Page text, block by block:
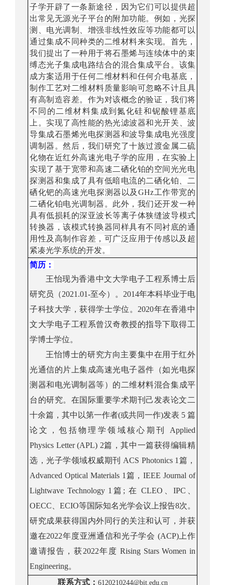
子学开辟了一条新途径，因为它们可以提供超
出常见无源光子平台 的附加功能。例如 ，光探
测、电光调制、增强非线性效应等功能都可以
通过集成不同种类的二维材料来实现。首先 ，
我们提出了一种用于将石墨烯与连续体中的束
缚态光子集成电路结合的混合集成平台。该集
成方案适用于任何二维材料和任何介电基底 ，
制作工艺对二维材料质量影响可忽略不计且具
有高制造容差。作为对该概念的验证，我们将
不同的二维材料集成到氮化硅和铌酸锂基底
上 。实现了高性能的热光滤波器和光开关、波
导集成石墨烯光电探测器和波导集成电光强度
调制器。然后 ， 我们研究了十族过渡金属二硫
化物在近红外高速光电子学的应用，在实验上
实现了基于宽带和高速二硒化铂的空间光光电
探测器和集成了具有低暗电流的二硒化铂、二
硒化钯的高速光电探测器以及 GHz工作带宽的
二硒化铂电光调制器 。 此外， 我们还开发一种
具有低损耗的深亚波长等离子体狭缝波导模式
转换器 ，该模式转换器同样具有不同衬底的通
用性及高制作容差，可广泛应用于传感以及超
紧凑光学系统的开发。
简历 ：
王怡现为香港中文大学电子工程系博士后
研究员（2021.01-至今）。 2014年本科毕业于电
子科技大学 ，获得学士学位。 2020年在香港中
文大学电子工程系曾汉奇教授的指导下取得工
学博士学位。
王怡博士的研究方向主要集中在用于红外
光通信的 片上集成高速光电子器件（如光电探
测器和电光调制器等）的二维材料混合集成平
台的研究。 在国际重要学术期刊己发表论文二
十余篇，其中以第一作者(或共同一作)发表 5 篇
论文，包括物理学领域核心 期刊 Applied
Physics Letter (APL) 2篇，其中一篇获得编辑精
选，光子学领域权威期刊 ACS Photonics 1 篇，
Advanced Optical Materials 1 篇，IEEE Journal of
Lightwave Technology 1 篇 ; 在 CLEO 、IPC
OECC
ECIO等国际知名光学会议上报告8次。
研究成果获得国内外同行的关注和认可，并获
邀在2022年度亚洲通信和光子学会 (ACP)上作
邀请报告，获2022年度 Rising Stars Women in
Engineering。
联系方式： 6120210244@bit.edu.cn